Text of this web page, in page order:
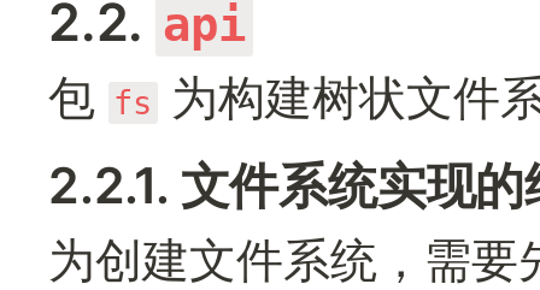
2.2. api
包 fs 为构建树状文件
2.2.1. 文件系统实现的
为创建文件系统，需